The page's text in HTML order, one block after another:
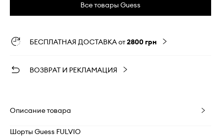
Все товары Guess
БЕСПЛАТНАЯ ДОСТАВКА от2800 грн
ВОЗВРАТ И РЕКЛАМАЦИЯ
Описание товара
Шорты Guess FULVIO